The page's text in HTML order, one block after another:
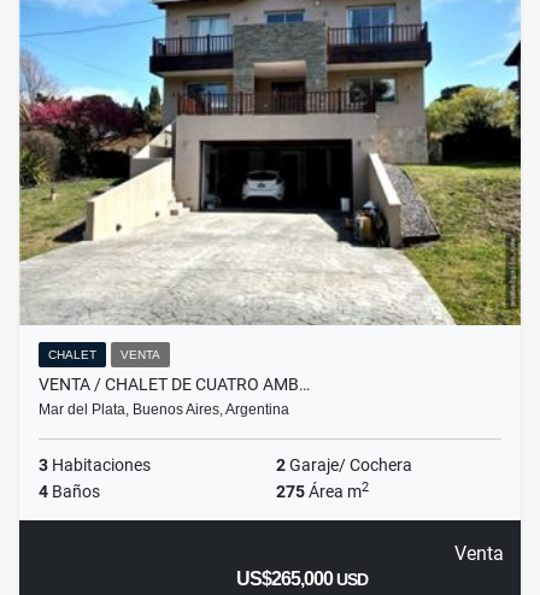
CHALET VENTA
VENTA / CHALET DE CUATRO AMB…
Mar del Plata, Buenos Aires, Argentina
3 Habitaciones 2Garaje/ Cochera
4 Baños 275Área m2
Venta
US$265,000USD